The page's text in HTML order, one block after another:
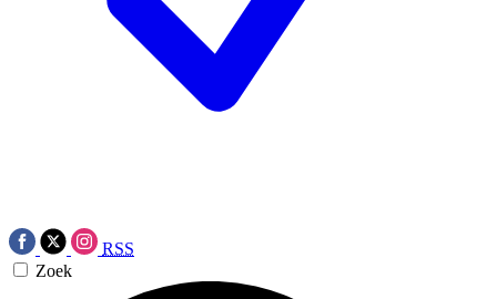
RSS
Zoek